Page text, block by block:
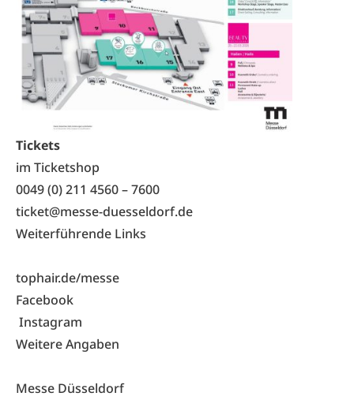
Tickets
im Ticketshop
0049 (0) 211 4560 – 7600
ticket@messe-duesseldorf.de
Weiterführende Links
tophair.de/messe
Facebook
Instagram
Weitere Angaben
Messe Düsseldorf